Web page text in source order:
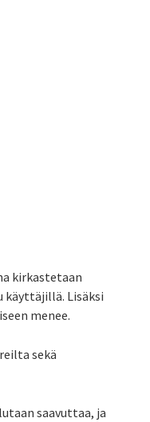
kirkastetaan
Lisäksi
menee.
sekä
saavuttaa, ja